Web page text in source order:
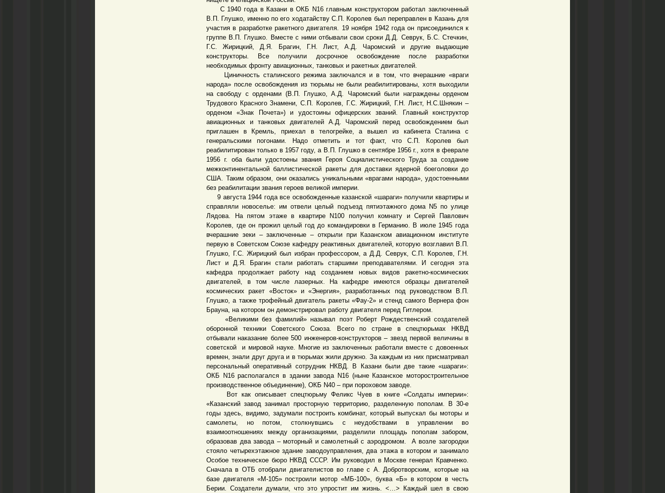
С 1940 года в Казани в ОКБ N16 главным конструктором работал заключенный
В.П. Глушко, именно по его ходатайству С.П. Королев был переправлен в Казань для
участия в разработке ракетного двигателя. 19 ноября 1942 года он присоединился к
группе В.П. Глушко. Вместе с ними отбывали свои сроки Д.Д. Севрук, Б.С. Стечкин,
Г.С. Жирицкий, Д.Я. Брагин, Г.Н. Лист, А.Д. Чаромский и другие выдающие
конструкторы. Все получили досрочное освобождение после разработки
необходимых фронту авиационных, танковых и ракетных двигателей.
Циничность сталинского режима заключался и в том, что вчерашние «враги
народа» после освобождения из тюрьмы не были реабилитированы, хотя выходили
на свободу с орденами (В.П. Глушко, А.Д. Чаромский были награждены орденом
Трудового Красного Знамени, С.П. Королев, Г.С. Жирицкий, Г.Н. Лист, Н.С.Шнякин –
орденом «Знак Почета») и удостоины офицерских званий. Главный конструктор
авиационных и танковых двигателей А.Д. Чаромский перед освобождением был
приглашен в Кремль, приехал в телогрейке, а вышел из кабинета Сталина с
генеральскими погонами. Надо отметить и тот факт, что С.П. Королев был
реабилитирован только в 1957 году, а В.П. Глушко в сентябре 1956 г., хотя в феврале
1956 г. оба были удостоены звания Героя Социалистического Труда за создание
межконтинентальной баллистической ракеты для доставки ядерной боеголовки до
США. Таким образом, они оказались уникальными «врагами народа», удостоенными
без реабилитации звания героев великой империи.
9 августа 1944 года все освобожденные казанской «шараги» получили квартиры и
справляли новоселье: им отвели целый подъезд пятиэтажного дома N5 по улице
Лядова. На пятом этаже в квартире N100 получил комнату и Сергей Павлович
Королев, где он прожил целый год до командировки в Германию. В июле 1945 года
вчерашние зеки – заключенные – открыли при Казанском авиационном институте
первую в Советском Союзе кафедру реактивных двигателей, которую возглавил В.П.
Глушко, Г.С. Жирицкий был избран профессором, а Д.Д. Севрук, С.П. Королев, Г.Н.
Лист и Д.Я. Брагин стали работать старшими преподавателями. И сегодня эта
кафедра продолжает работу над созданием новых видов ракетно-космических
двигателей, в том числе лазерных. На кафедре имеются образцы двигателей
космических ракет «Восток» и «Энергия», разработанных под руководством В.П.
Глушко, а также трофейный двигатель ракеты «Фау-2» и стенд самого Вернера фон
Брауна, на котором он демонстрировал работу двигателя перед Гитлером.
«Великими без фамилий» называл поэт Роберт Рождественский создателей
оборонной техники Советского Союза. Всего по стране в спецтюрьмах НКВД
отбывали наказание более 500 инженеров-конструкторов – звезд первой величины в
советской и мировой науке. Многие из заключенных работали вместе с довоенных
времен, знали друг друга и в тюрьмах жили дружно. За каждым из них присматривал
персональный оперативный сотрудник НКВД. В Казани были две такие «шараги»:
ОКБ N16 располагался в здании завода N16 (ныне Казанское моторостроительное
производственное объединение), ОКБ N40 – при пороховом заводе.
Вот как описывает спецтюрьму Феликс Чуев в книге «Солдаты империи»:
«Казанский завод занимал просторную территорию, разделенную пополам. В 30-е
годы здесь, видимо, задумали построить комбинат, который выпускал бы моторы и
самолеты, но потом, столкнувшись с неудобствами в управлении во
взаимоотношениях между организациями, разделили площадь пополам забором,
образовав два завода – моторный и самолетный с аэродромом. А возле загородки
стояло четырехэтажное здание заводоуправления, два этажа в котором и занимало
Особое техническое бюро НКВД СССР. Им руководил в Москве генерал Кравченко.
Сначала в ОТБ отобрали двигателистов во главе с А. Добротворским, которые на
базе двигателя «М-105» построили мотор «МБ-100», буква «Б» в котором в честь
Берии. Создатели думали, что это упростит им жизнь. <…> Каждый шел в свою